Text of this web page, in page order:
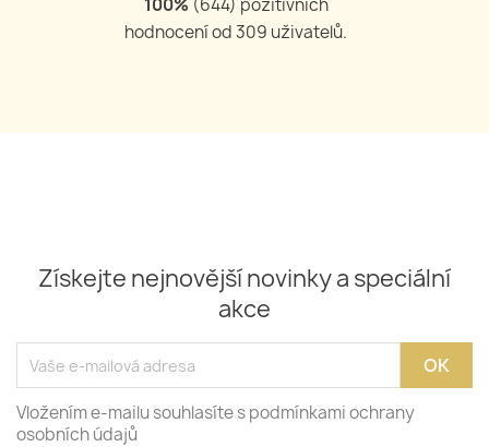
100% (644) pozitivních
hodnocení od309 uživatelů.
Získejte nejnovější novinky a speciální
akce
Vložením e-mailu souhlasíte s podmínkami ochrany
osobních údajů